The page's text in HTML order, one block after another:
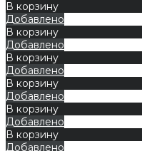
В корзину
Добавлено
В корзину
Добавлено
В корзину
Добавлено
В корзину
Добавлено
В корзину
Добавлено
В корзину
Добавлено